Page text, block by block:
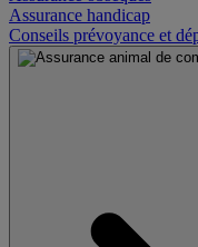
Assurance handicap
Conseils prévoyance et